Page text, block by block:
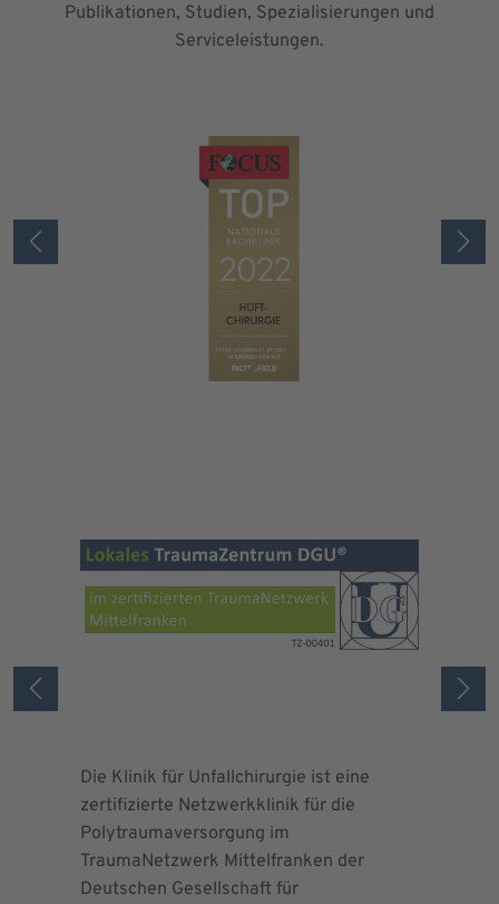
Publikationen, Studien, Spezialisierungen und
Serviceleistungen.
Die Klinik für Unfallchirurgie ist eine
zertifizierte Netzwerkklinik für die
Polytraumaversorgung im
TraumaNetzwerk Mittelfranken der
Deutschen Gesellschaft für